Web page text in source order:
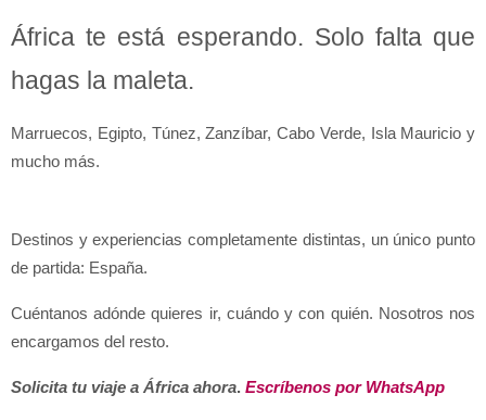
África te está esperando. Solo falta que
hagas la maleta.
Marruecos, Egipto, Túnez, Zanzíbar, Cabo Verde, Isla Mauricio y
mucho más.
Destinos y experiencias completamente distintas, un único punto
de partida: España.
Cuéntanos adónde quieres ir, cuándo y con quién. Nosotros nos
encargamos del resto.
Solicita tu viaje a África ahora. Escríbenos por WhatsApp